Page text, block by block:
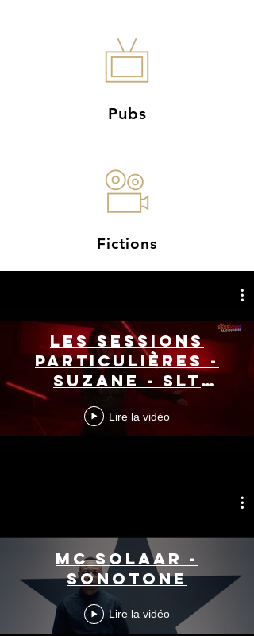
Pubs
Fictions
Les Sessions
Particulières -
Suzane - SLT
(live) | Jamais
trop fiers
Lire la vidéo
MC SOLAAR -
SONOTONE
Lire la vidéo